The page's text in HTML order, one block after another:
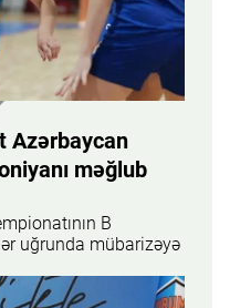
Azərbaycan
məğlub
B
uğrunda mübarizəyə